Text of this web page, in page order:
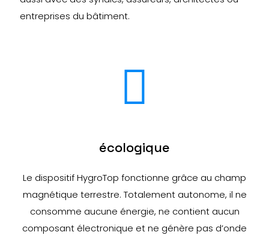
entreprises du bâtiment.
écologique
Le dispositif HygroTop fonctionne grâce au champ
magnétique terrestre. Totalement autonome, il ne
consomme aucune énergie, ne contient aucun
composant électronique et ne génère pas d’onde